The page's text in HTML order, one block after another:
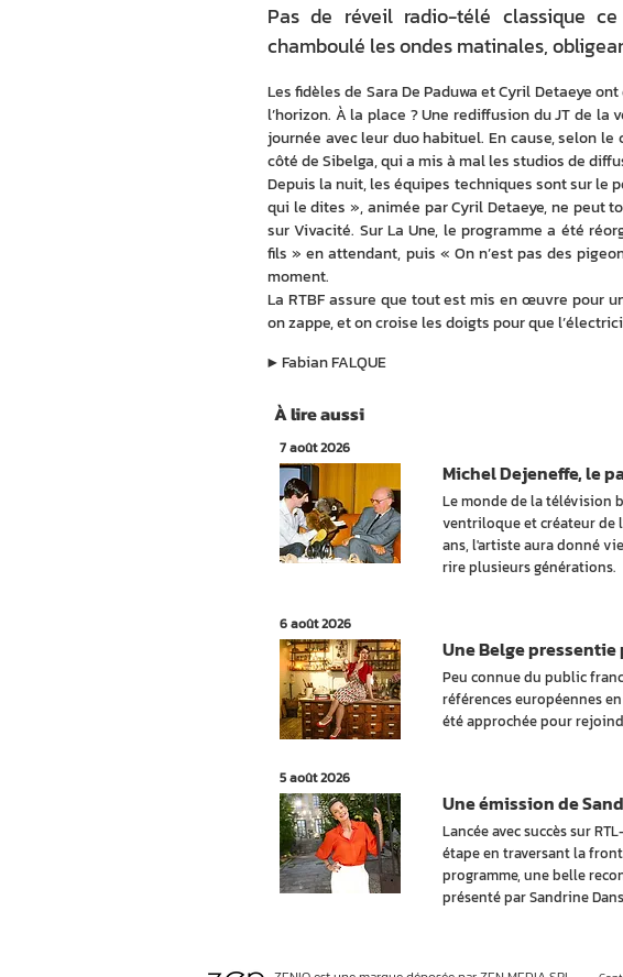
Pas de réveil radio-télé classique
chamboulé les ondes matinales,
Les fidèles de Sara De Paduwa et Cyril Detaeye
l’horizon. À la place ? Une rediffusion du JT de
journée avec leur duo habituel. En cause, selon
côté de Sibelga, qui a mis à mal les studios de
Depuis la nuit, les équipes techniques sont sur le
qui le dites », animée par Cyril Detaeye, ne
sur Vivacité. Sur La Une, le programme a été
fils » en attendant, puis « On n’est pas des
moment.
La RTBF assure que tout est mis en œuvre pour
on zappe, et on croise les doigts pour que
Fabian FALQUE
▶︎
À lire aussi
7 août 2026
Le monde de la télévision
ventriloque et créateur de
ans, l'artiste aura donné
rire plusieurs générations.
Michel Dejeneffe, le
6 août 2026
Peu connue du public
références européennes
été approchée pour
Une Belge
5 août 2026
Lancée avec succès sur
étape en traversant la
programme, une belle
présenté par Sandrine
Une émission de